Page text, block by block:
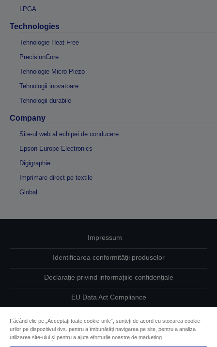
LPGA
Technologies
Tehnologie Heat-Free
PrecisionCore
Tehnologie Micro Piezo
Tehnologii inovatoare
Tehnologii durabile
Company
Site-ul web al echipei de conducere
Epson Europe Electronics
Digigraphie
Imprimare direct pe textile
Global
Impressum
Identificarea conformității produselor
Declarație privind informațiile confidențiale
EU Data Act Compliance
Informaţii despre modulele cookie
Făcând clic pe „Acceptați toate cookie-urile”, sunteți de acord cu stocarea cookie-
urilor pe dispozitivul dvs. pentru a îmbunătăți navigarea pe site, pentru a analiza
utilizarea site-ului și pentru a ajuta eforturile noastre de marketing.